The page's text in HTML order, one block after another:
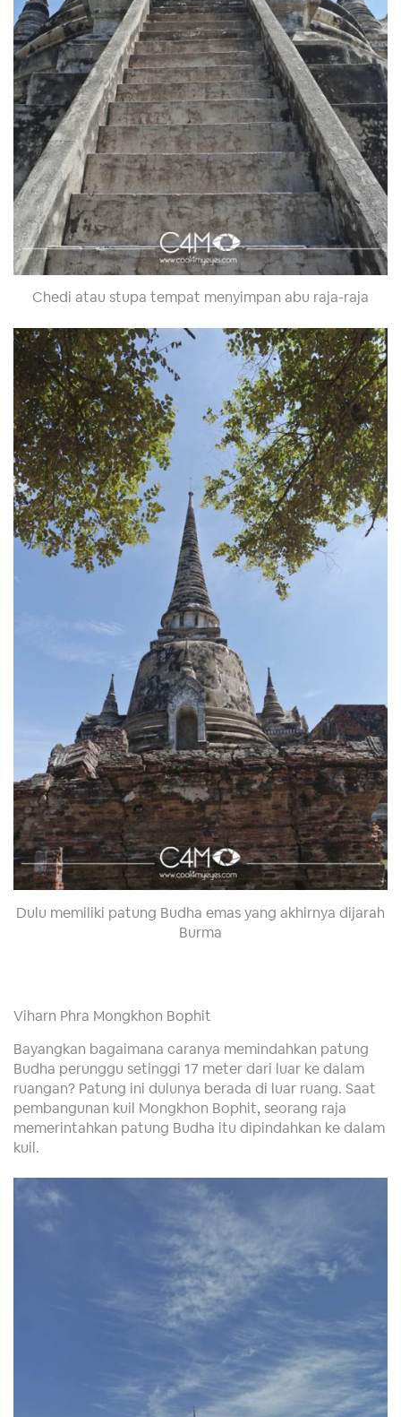
Chedi atau stupa tempat menyimpan abu raja-raja
Dulu memiliki patung Budha emas yang akhirnya dijarah
Burma
Viharn Phra Mongkhon Bophit
Bayangkan bagaimana caranya memindahkan patung
Budha perunggu setinggi 17 meter dari luar ke dalam
ruangan? Patung ini dulunya berada di luar ruang. Saat
pembangunan kuil Mongkhon Bophit, seorang raja
memerintahkan patung Budha itu dipindahkan ke dalam
kuil.